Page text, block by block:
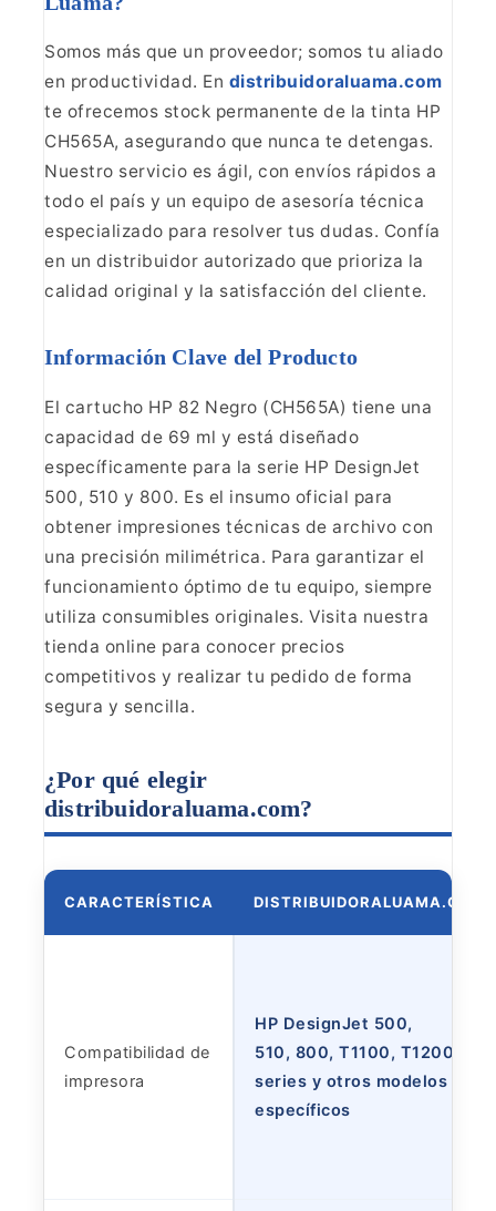
Somos más que un proveedor; somos tu aliado
en productividad. En distribuidoraluama.com
te ofrecemos stock permanente de la tinta HP
CH565A, asegurando que nunca te detengas.
Nuestro servicio es ágil, con envíos rápidos a
todo el país y un equipo de asesoría técnica
especializado para resolver tus dudas. Confía
en un distribuidor autorizado que prioriza la
calidad original y la satisfacción del cliente.
Información Clave del Producto
El cartucho HP 82 Negro (CH565A) tiene una
capacidad de 69 ml y está diseñado
específicamente para la serie HP DesignJet
500, 510 y 800. Es el insumo oficial para
obtener impresiones técnicas de archivo con
una precisión milimétrica. Para garantizar el
funcionamiento óptimo de tu equipo, siempre
utiliza consumibles originales. Visita nuestra
tienda online para conocer precios
competitivos y realizar tu pedido de forma
segura y sencilla.
¿Por qué elegir
distribuidoraluama.com?
CARACTERÍSTICA DISTRIBUIDORALUAMA.COM
Compatibilidad de
impresora
HP DesignJet 500,
510, 800, T1100, T1200
series y otros modelos
específicos